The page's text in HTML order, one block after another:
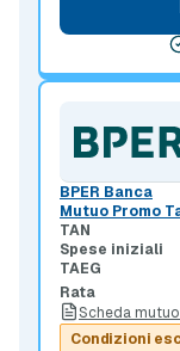
BPER Banca
Mutuo Promo
TAN
Spese iniziali
TAEG
Rata
Scheda
Condizioni